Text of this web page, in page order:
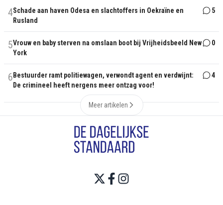
4Schade aan haven Odesa en slachtoffers in Oekraïne en
Rusland
5
5Vrouw en baby sterven na omslaan boot bij Vrijheidsbeeld New
York
0
6 Bestuurder ramt politiewagen, verwondt agent en verdwijnt:
De crimineel heeft nergens meer ontzag voor!
4
Meer artikelen